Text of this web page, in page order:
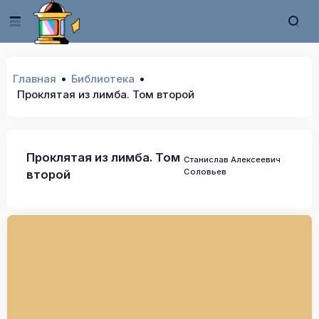
Главная
Библиотека
Проклятая из лимба. Том второй
Проклятая из лимба. Том
второй
Станислав Алексеевич
Соловьев